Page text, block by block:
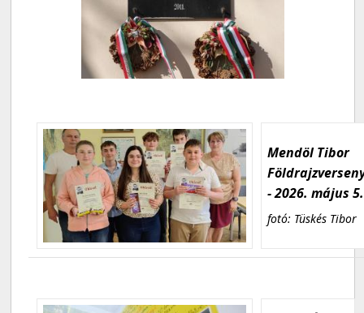
Mendöl Tibor
- 2026. május 5.
fotó: Tüskés Tibor